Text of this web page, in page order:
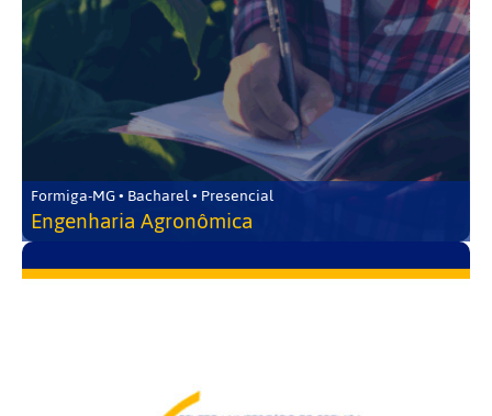
Formiga-MG • Bacharel • Presencial
Engenharia Agronômica